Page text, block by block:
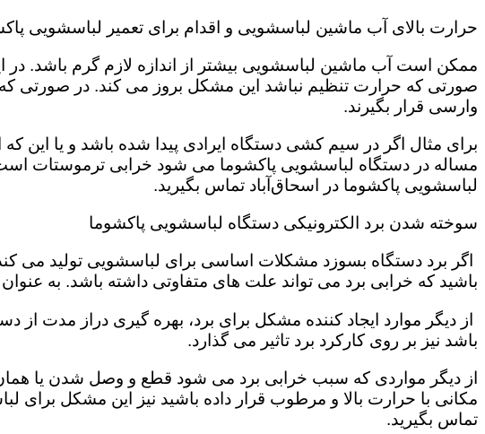
حرارت بالای آب ماشین لباسشویی و اقدام برای تعمیر لباسشویی
ممکن است آب ماشین لباسشویی بیشتر از اندازه لازم گرم باشد. در
صورتی که حرارت تنظیم نباشد این مشکل بروز می کند. در
وارسی قرار بگیرند.
برای مثال اگر در سیم کشی دستگاه ایرادی پیدا شده باشد و یا این
مساله در دستگاه لباسشویی پاکشوما می شود خرابی ترموستات
لباسشویی پاکشوما در اسحاق‌آباد تماس بگیرید.
سوخته شدن برد الکترونیکی دستگاه لباسشویی پاکشوما
اگر برد دستگاه بسوزد مشکلات اساسی برای لباسشویی تولید می
باشید که خرابی برد می تواند علت های متفاوتی داشته باشد. به
از دیگر موارد ایجاد کننده مشکل برای برد، بهره گیری دراز مدت
باشد نیز بر روی کارکرد برد تاثیر می گذارد.
از دیگر مواردی که سبب خرابی برد می شود قطع و وصل شدن یا
مکانی با حرارت بالا و مرطوب قرار داده باشید نیز این مشکل
تماس بگیرید.